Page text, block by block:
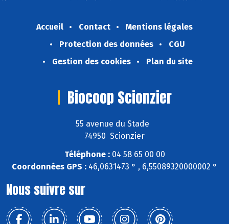
Accueil Contact
Mentions légales
Protection des données
CGU
Gestion des cookies
Plan du site
Biocoop Scionzier
55 avenue du Stade
74950 Scionzier
Téléphone :04 58 65 00 00
Coordonnées GPS : 46,0631473 ° , 6,55089320000002 °
Nous suivre sur